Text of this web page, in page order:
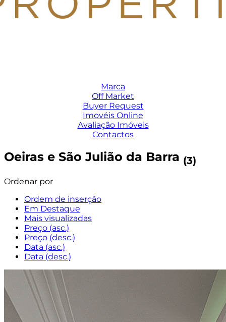
Marca
Off Market
Buyer Request
Imovéis Online
Avaliação Imóveis
Contactos
Oeiras e São Julião da Barra (3)
Ordenar por
Ordem de inserção
Em Destaque
Mais visualizadas
Preço (asc.)
Preço (desc.)
Data (asc.)
Data (desc.)